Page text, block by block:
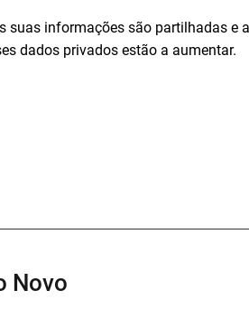
suas informações são partilhadas e
dados privados estão a aumentar.
Novo